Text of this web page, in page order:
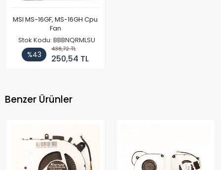
MSI MS-16GF, MS-16GH Cpu
Fan
Stok Kodu: BBBNQRMLSU
%43
438,72 TL
250,54 TL
Benzer Ürünler